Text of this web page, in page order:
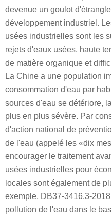
devenue un goulot
développement industriel.
usées industrielles sont les
rejets d'eaux usées, haute
de matière organique et
La Chine a une population
consommation d'eau par
sources d'eau se détériore,
plus en plus sévère. Par
d'action national de
de l'eau (appelé les «dix
encourager le traitement
usées industrielles pour
locales sont également de
exemple, DB37-3416.3-
pollution de l'eau dans le